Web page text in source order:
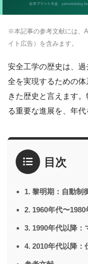
※本記事の参考文献には、
イト広告）を含みます。
安全工学の歴史は、
全を実現するための
きた歴史と言えます
る重要な進展を、年代
目次
1. 黎明期：自動制
2. 1960年代〜
3. 1990年代以降：
4. 2010年代以降：